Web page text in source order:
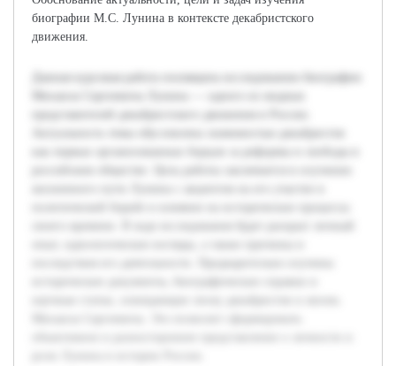
биографии М.С. Лунина в контексте декабристского
движения.